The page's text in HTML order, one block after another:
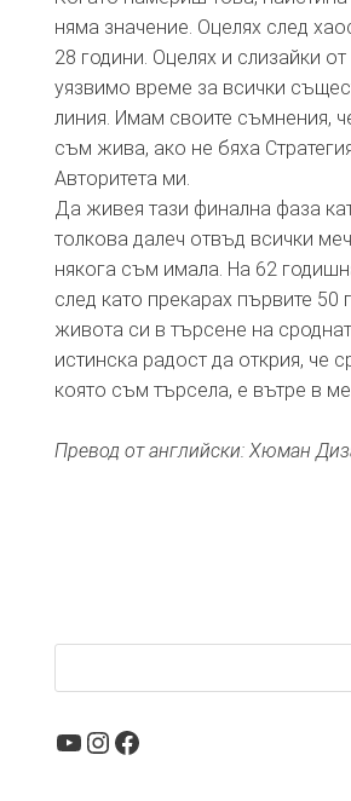
няма значение. Оцелях след
28 години. Оцелях и слизайки
уязвимо време за всички
линия. Имам своите съмнения,
съм жива, ако не бяха
Авторитета ми.
Да живея тази финална фаза
толкова далеч отвъд всички
някога съм имала. На 62
след като прекарах първите 50
живота си в търсене на
истинска радост да открия, че
която съм търсела, е вътре в
Превод от английски: Хюман
YouTube
Instagram
Facebook